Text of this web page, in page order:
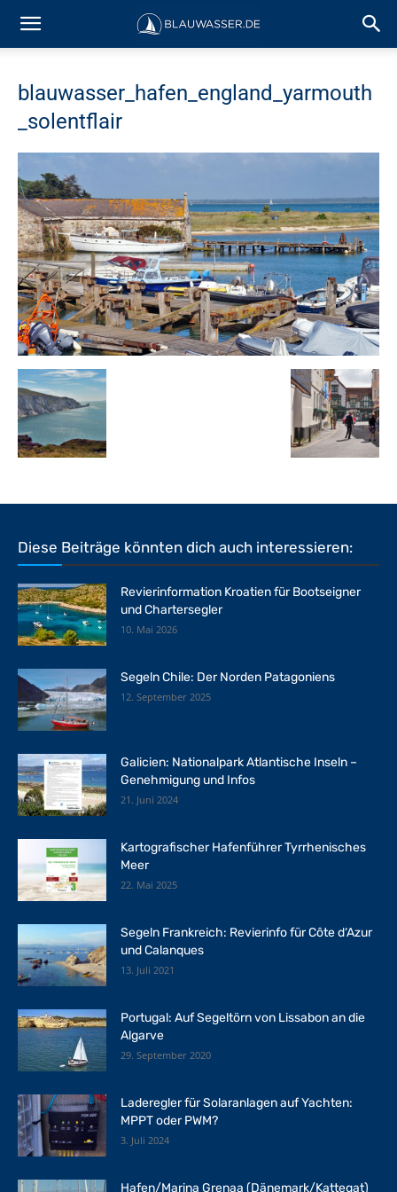
blauwasser_hafen_england_yarmouth
_solentflair
Diese Beiträge könnten dich auch interessieren:
Revierinformation Kroatien für Bootseigner
und Chartersegler
10. Mai 2026
Segeln Chile: Der Norden Patagoniens
12. September 2025
Galicien: Nationalpark Atlantische Inseln –
Genehmigung und Infos
21. Juni 2024
Kartografischer Hafenführer Tyrrhenisches
Meer
22. Mai 2025
Segeln Frankreich: Revierinfo für Côte d‘Azur
und Calanques
13. Juli 2021
Portugal: Auf Segeltörn von Lissabon an die
Algarve
29. September 2020
Laderegler für Solaranlagen auf Yachten:
MPPT oder PWM?
3. Juli 2024
Hafen/Marina Grenaa (Dänemark/Kattegat)